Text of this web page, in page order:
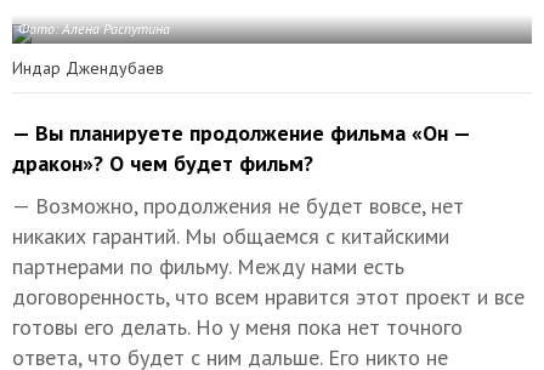
Фото: Алена Распутина
Индар Джендубаев
— Вы планируете продолжение фильма «Он —
дракон»? О чем будет фильм?
— Возможно, продолжения не будет вовсе, нет
никаких гарантий. Мы общаемся с китайскими
партнерами по фильму. Между нами есть
договоренность, что всем нравится этот проект и все
готовы его делать. Но у меня пока нет точного
ответа, что будет с ним дальше. Его никто не